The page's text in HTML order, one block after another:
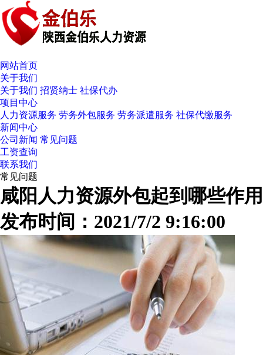
网站首页
关于我们
关于我们 招贤纳士 社保代办
项目中心
人力资源服务 劳务外包服务 劳务派遣服务 社保代缴服务
新闻中心
公司新闻 常见问题
工资查询
联系我们
常见问题
咸阳人力资源外包起到哪些作用
发布时间：2021/7/2 9:16:00